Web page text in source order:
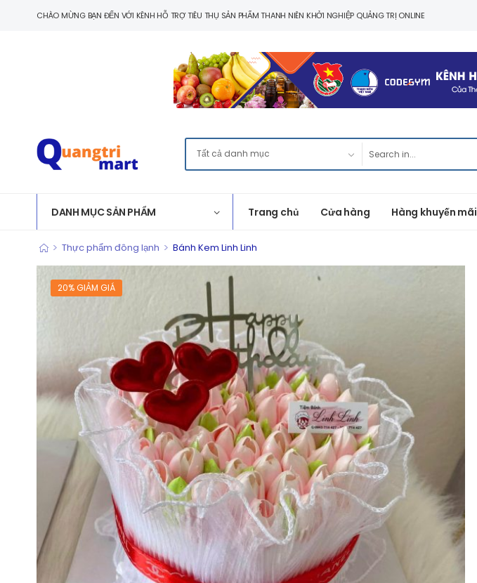
CHÀO MỪNG BẠN ĐẾN VỚI KÊNH HỖ TRỢ TIÊU THỤ SẢN PHẨM THANH NIÊN KHỞI NGHIỆP QUẢNG TRỊ ONLINE
DANH MỤC SẢN PHẨM Trang chủ Cửa hàng Hàng khuyến mãi
> Thực phẩm đông lạnh > Bánh Kem Linh Linh
20% GIẢM GIÁ